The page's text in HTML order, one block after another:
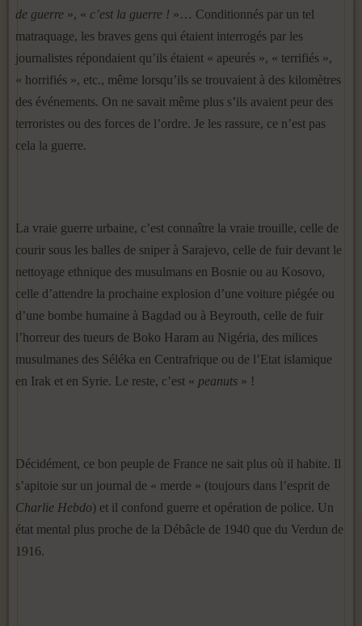
de guerre », « c’est la guerre ! »… Conditionnés par un tel
matraquage, les braves gens qui étaient interrogés par les
journalistes répondaient qu’ils étaient « apeurés », « terrifiés »,
« horrifiés », etc., même lorsqu’ils se trouvaient à des kilomètres
des événements. On ne savait même plus s’ils avaient peur des
terroristes ou des forces de l’ordre. Je les rassure, ce n’est pas
cela la guerre.
La vraie guerre urbaine, c’est connaître la vraie trouille, celle de
courir sous les balles de sniper à Sarajevo, celle de fuir devant le
nettoyage ethnique des musulmans en Bosnie ou au Kosovo,
celle d’attendre la prochaine explosion d’une voiture piégée ou
d’une bombe humaine à Bagdad ou à Beyrouth, celle de fuir
l’horreur des tueurs de Boko Haram au Nigéria, des milices
musulmanes des Séléka en Centrafrique ou de l’Etat islamique
en Irak et en Syrie. Le reste, c’est « peanuts » !
Décidément, ce bon peuple de France ne sait plus où il habite. Il
s’apitoie sur un journal de « merde » (toujours dans l’esprit de
Charlie Hebdo) et il confond guerre et opération de police. Un
état mental plus proche de la Débâcle de 1940 que du Verdun de
1916.